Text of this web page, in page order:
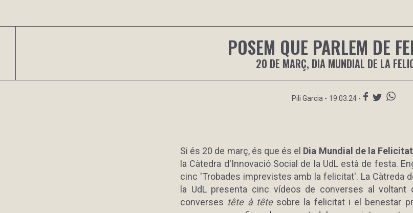
POSEM QUE PARLEM DE
20 DE MARÇ, DIA MUNDIAL DE LA
Pili Garcia - 19.03.24 -
Si és 20 de març, és que és el Dia Mundial de la Felicitat
la Càtedra d'Innovació Social de la UdL està de festa.
cinc 'Trobades imprevistes amb la felicitat'. La Càtreda
la UdL presenta cinc vídeos de converses al voltant
converses tête à têtesobre la felicitat i el benestar